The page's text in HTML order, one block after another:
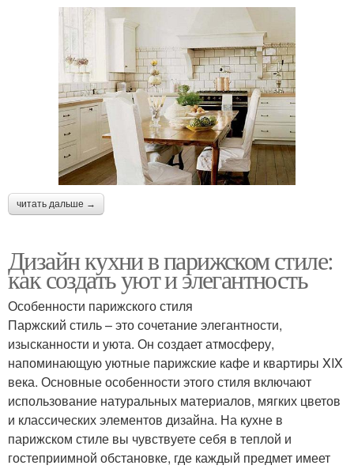
читать дальше →
Дизайн кухни в парижском стиле:
как создать уют и элегантность
Особенности парижского стиля
Паржский стиль – это сочетание элегантности,
изысканности и уюта. Он создает атмосферу,
напоминающую уютные парижские кафе и квартиры XIX
века. Основные особенности этого стиля включают
использование натуральных материалов, мягких цветов
и классических элементов дизайна. На кухне в
парижском стиле вы чувствуете себя в теплой и
гостеприимной обстановке, где каждый предмет имеет